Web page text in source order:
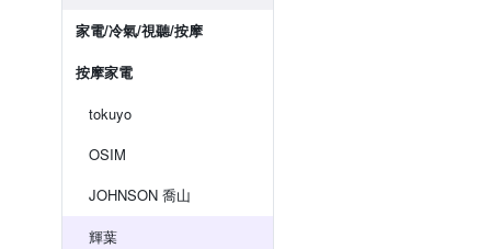
家電/冷氣/視聽/按摩
按摩家電
tokuyo
OSIM
JOHNSON 喬山
輝葉